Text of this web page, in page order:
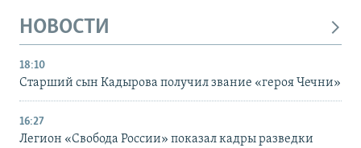
НОВОСТИ
18:10
Старший сын Кадырова получил звание «героя Чечни»
16:27
Легион «Свобода России» показал кадры разведки